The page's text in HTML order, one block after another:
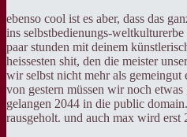
ebenso cool ist es aber, dass das
ins selbstbedienungs-
paar stunden mit deinem
heissesten shit, den die meister
wir selbst nicht mehr als gemeingut
von gestern müssen wir noch
gelangen 2044 in die public
rausgeholt. und auch max wird erst